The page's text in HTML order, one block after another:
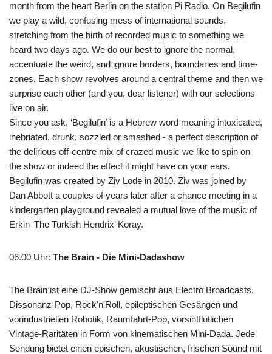
month from the heart Berlin on the station Pi Radio. On Begilufin
we play a wild, confusing mess of international sounds,
stretching from the birth of recorded music to something we
heard two days ago. We do our best to ignore the normal,
accentuate the weird, and ignore borders, boundaries and time-
zones. Each show revolves around a central theme and then we
surprise each other (and you, dear listener) with our selections
live on air.
Since you ask, ‘Begilufin’ is a Hebrew word meaning intoxicated,
inebriated, drunk, sozzled or smashed - a perfect description of
the delirious off-centre mix of crazed music we like to spin on
the show or indeed the effect it might have on your ears.
Begilufin was created by Ziv Lode in 2010. Ziv was joined by
Dan Abbott a couples of years later after a chance meeting in a
kindergarten playground revealed a mutual love of the music of
Erkin ‘The Turkish Hendrix’ Koray.
06.00 Uhr: The Brain - Die Mini-Dadashow
The Brain ist eine DJ-Show gemischt aus Electro Broadcasts,
Dissonanz-Pop, Rock'n'Roll, epileptischen Gesängen und
vorindustriellen Robotik, Raumfahrt-Pop, vorsintflutlichen
Vintage-Raritäten in Form von kinematischen Mini-Dada. Jede
Sendung bietet einen epischen, akustischen, frischen Sound mit